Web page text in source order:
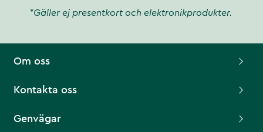
*Gäller ej presentkort och elektronikprodukter.
Om oss
Kontakta oss
Genvägar